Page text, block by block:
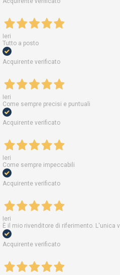
Ieri
Tutto a posto
Acquirente verificato
Ieri
Come sempre precisi e puntuali
Acquirente verificato
Ieri
Come sempre impeccabili
Acquirente verificato
Ieri
È il mio rivenditore di riferimento.
Acquirente verificato